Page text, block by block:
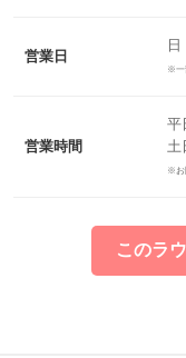
営業日
※一
営業時間
土
※お
このラ